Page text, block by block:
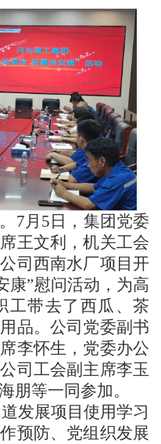
7月5日，集团党委
王文利，机关工会
司西南水厂项目开
康”慰问活动，为高
工带去了西瓜、茶
品。公司党委副书
李怀生，党委办公
司工会副主席李玉
朋等一同参加。
发展项目使用学习
预防、党组织发展